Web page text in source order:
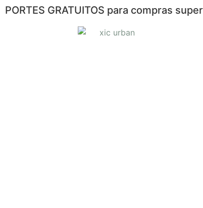
PORTES GRATUITOS para compras